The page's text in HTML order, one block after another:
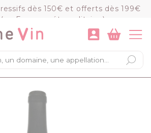
dès 150€ et offerts dès 199€
(en France métropolitaine)
×
du panier...
COMMANDER
des cookies